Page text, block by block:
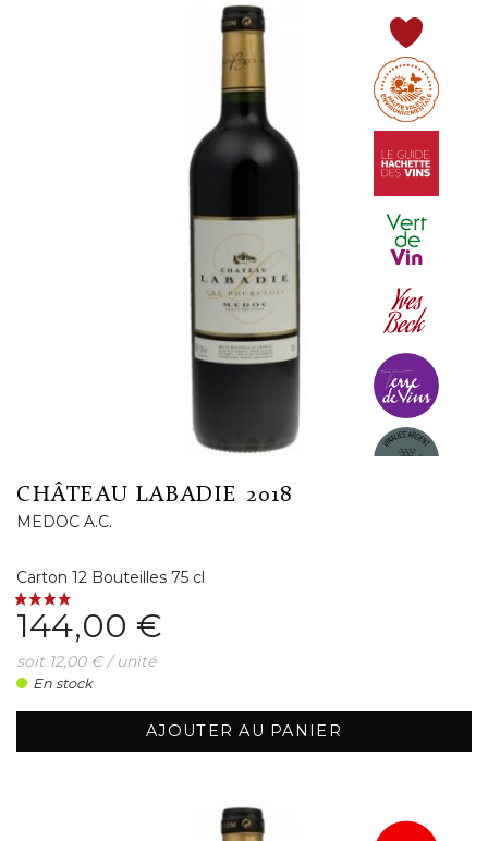
CHÂTEAU LABADIE 2018
MEDOC A.C.
Carton 12 Bouteilles 75 cl
Prix
144,00 €
soit 12,00 € / unité
En stock
AJOUTER AU PANIER